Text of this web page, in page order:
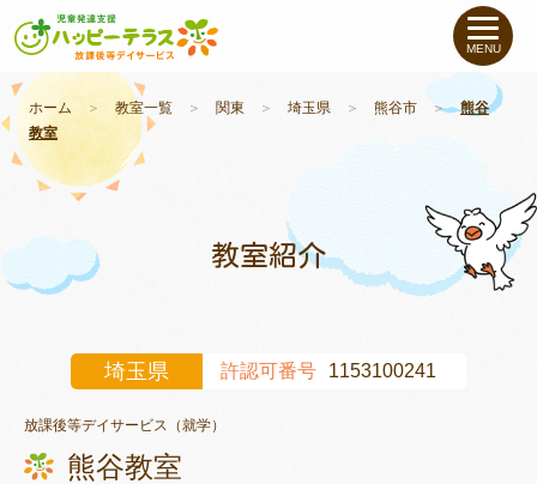
私たちについて
未就学のお子さま （０〜６才）
小学生〜高校生の
教室一覧
ご利用について
MENU
ホーム ＞ 教室一覧 ＞ 関東 ＞ 埼玉県 ＞ 熊谷市 ＞熊谷
教室
教室紹介
埼玉県 許認可番号 1153100241
放課後等デイサービス（就学）
熊谷教室